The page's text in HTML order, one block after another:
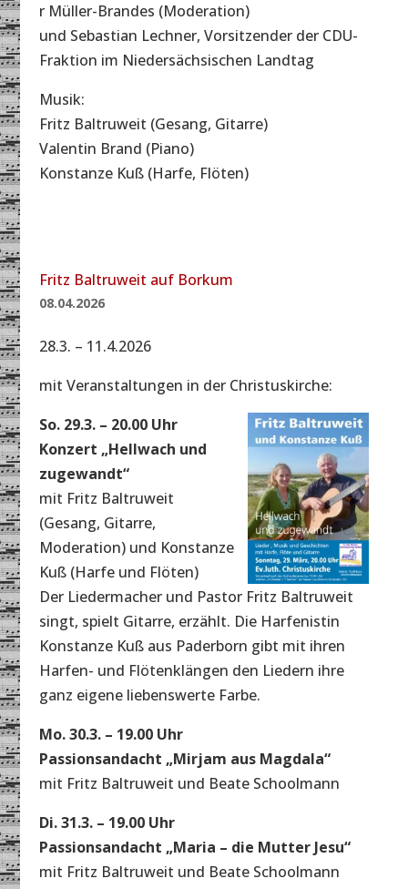
r Müller-Brandes (Moderation)
und Sebastian Lechner, Vorsitzender der CDU-
Fraktion im Niedersächsischen Landtag
Musik:
Fritz Baltruweit (Gesang, Gitarre)
Valentin Brand (Piano)
Konstanze Kuß (Harfe, Flöten)
Fritz Baltruweit auf Borkum
08.04.2026
28.3. – 11.4.2026
mit Veranstaltungen in der Christuskirche:
So. 29.3. – 20.00 Uhr
Konzert „Hellwach und
zugewandt“
mit Fritz Baltruweit
(Gesang, Gitarre,
Moderation) und Konstanze
Kuß (Harfe und Flöten)
Der Liedermacher und Pastor Fritz Baltruweit
singt, spielt Gitarre, erzählt. Die Harfenistin
Konstanze Kuß aus Paderborn gibt mit ihren
Harfen- und Flötenklängen den Liedern ihre
ganz eigene liebenswerte Farbe.
Mo. 30.3. – 19.00 Uhr
Passionsandacht „Mirjam aus Magdala“
mit Fritz Baltruweit und Beate Schoolmann
Di. 31.3. – 19.00 Uhr
Passionsandacht „Maria – die Mutter Jesu“
mit Fritz Baltruweit und Beate Schoolmann